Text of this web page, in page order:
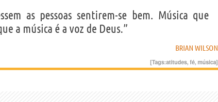
as pessoas sentirem-se bem. Música que
a música é a voz de Deus.”
BRIAN WILSON
[Tags:atitudes,fé,música]